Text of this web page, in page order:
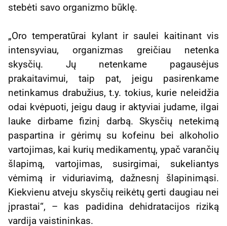
stebėti savo organizmo būklę.
„Oro temperatūrai kylant ir saulei kaitinant vis
intensyviau, organizmas greičiau netenka
skysčių. Jų netenkame pagausėjus
prakaitavimui, taip pat, jeigu pasirenkame
netinkamus drabužius, t.y. tokius, kurie neleidžia
odai kvėpuoti, jeigu daug ir aktyviai judame, ilgai
lauke dirbame fizinį darbą. Skysčių netekimą
paspartina ir gėrimų su kofeinu bei alkoholio
vartojimas, kai kurių medikamentų, ypač varančių
šlapimą, vartojimas, susirgimai, sukeliantys
vėmimą ir viduriavimą, dažnesnį šlapinimąsi.
Kiekvienu atveju skysčių reikėtų gerti daugiau nei
įprastai“, – kas padidina dehidratacijos riziką
vardija vaistininkas.